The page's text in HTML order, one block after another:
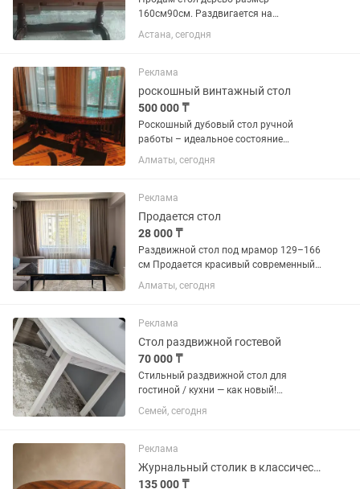
160см90см. Раздвигается на
210см90см
Астана, сегодня
Реклама
роскошный винтажный стол
500 000 ₸
Роскошный дубовый стол ручной
работы – идеальное состояние
Продаётся винтажный стол, для
любителей старинной мебели из
лакированной поверхностью. Стол
выполнен в...
Алматы, сегодня
Реклама
Продается стол
28 000 ₸
Раздвижной стол под мрамор 129–166
см Продается красивый современный
обеденный стол в отличном состоянии.
Размер в сложенном виде — 129×80 см,
см. Легко...
Алматы, сегодня
Реклама
Стол раздвижной гостевой
70 000 ₸
Стильный раздвижной стол для
гостиной / кухни — как новый!
Идеальное решение для тех, кто любит
принимать гостей. Современный
в любой интерьер — от минимализма
до...
Семей, сегодня
Реклама
Журнальный столик в классическом стиле резной, с красивой столешницей
135 000 ₸